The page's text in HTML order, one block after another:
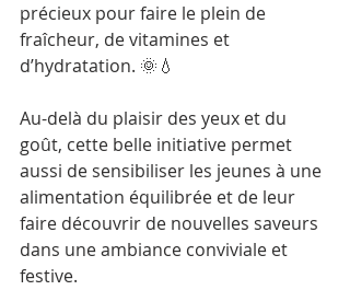
précieux pour faire le plein de
fraîcheur, de vitamines et
d’hydratation. 🌞💧
Au-delà du plaisir des yeux et du
goût, cette belle initiative permet
aussi de sensibiliser les jeunes à une
alimentation équilibrée et de leur
faire découvrir de nouvelles saveurs
dans une ambiance conviviale et
festive.